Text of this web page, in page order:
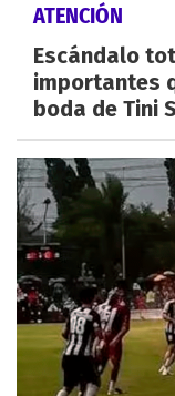
ATENCIÓN
Escándalo
importantes
boda de Tini